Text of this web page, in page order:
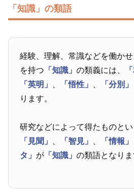
「知識」の類語
経験、理解、常識などを働か
を持つ 「知識」の類義には、
「英明」
「悟性」 「分別」
ります。
研究などによって得たものとい
「見聞」
「智見」 「情報」
タ」 が 「知識」の類語となりま